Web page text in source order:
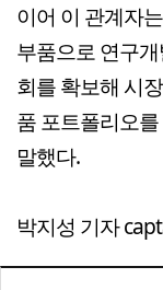
이어 이 관계자
부품으로 연구
회를 확보해 시
품 포트폴리오
말했다.
박지성 기자